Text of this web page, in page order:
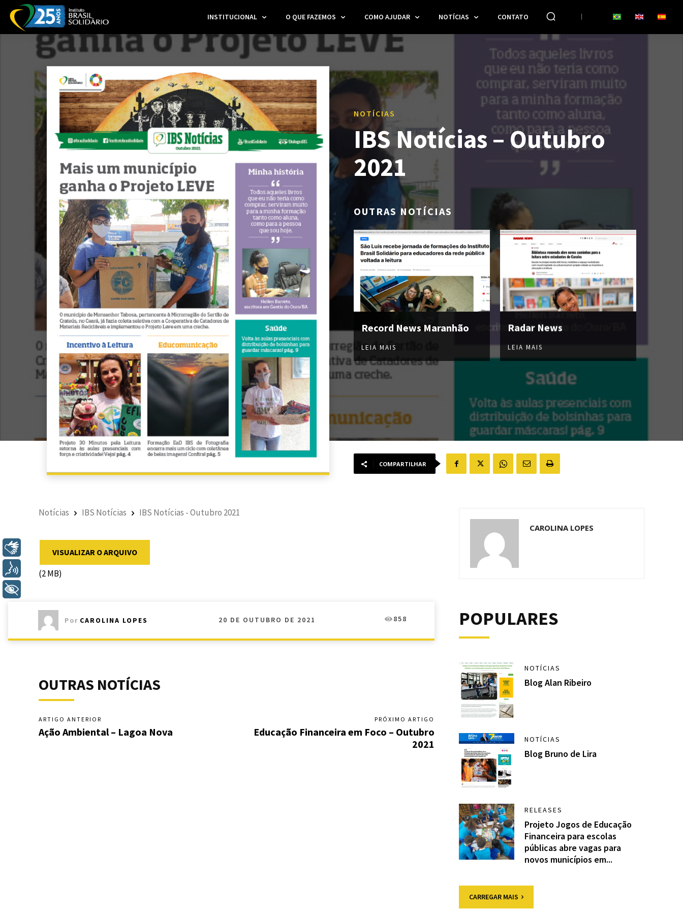
INSTITUCIONAL O QUE FAZEMOS COMO AJUDAR NOTÍCIAS CONTATO
NOTÍCIAS
IBS Notícias – Outubro
2021
OUTRAS NOTÍCIAS
Record News Maranhão
LEIA MAIS
Radar News
LEIA MAIS
COMPARTILHAR
Notícias IBS Notícias IBS Notícias - Outubro 2021
VISUALIZAR O ARQUIVO
(2 MB)
Por CAROLINA LOPES 20 DE OUTUBRO DE 2021 858
OUTRAS NOTÍCIAS
ARTIGO ANTERIOR
Ação Ambiental – Lagoa Nova
PRÓXIMO ARTIGO
Educação Financeira em Foco – Outubro
2021
CAROLINA LOPES
POPULARES
NOTÍCIAS
Blog Alan Ribeiro
NOTÍCIAS
Blog Bruno de Lira
RELEASES
Projeto Jogos de Educação
Financeira para escolas
públicas abre vagas para
novos municípios em...
CARREGAR MAIS
Voz